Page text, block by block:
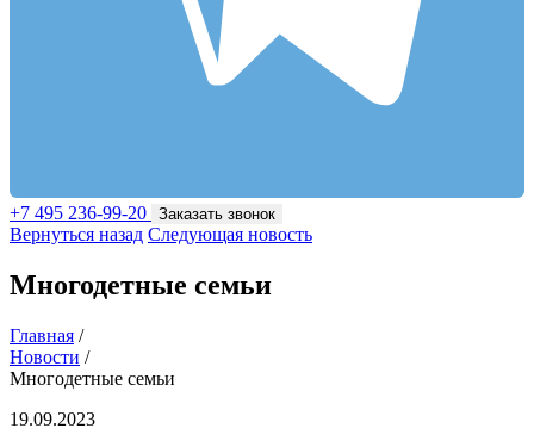
+7 495 236-99-20 Заказать звонок
Вернуться назад Следующая новость
Многодетные семьи
Главная /
Новости /
Многодетные семьи
19.09.2023